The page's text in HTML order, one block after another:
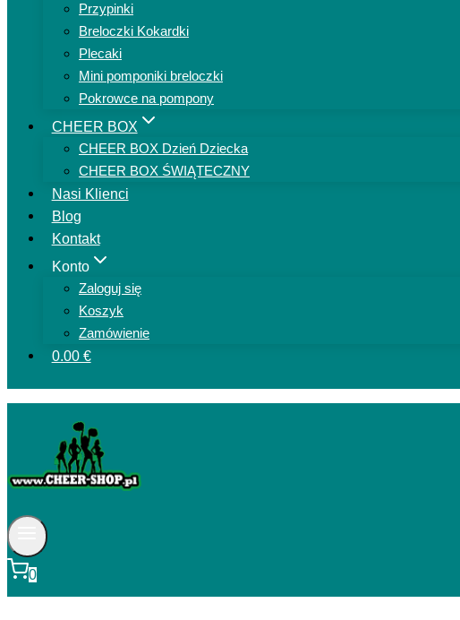
Przypinki
Breloczki Kokardki
Plecaki
Mini pomponiki breloczki
Pokrowce na pompony
CHEER BOX
CHEER BOX Dzień Dziecka
CHEER BOX ŚWIĄTECZNY
Nasi Klienci
Blog
Kontakt
Konto
Zaloguj się
Koszyk
Zamówienie
0.00 €
0